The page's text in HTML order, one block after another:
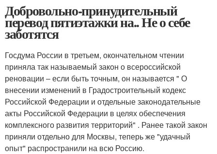
Добровольно-принудительный
перевод пятиэтажки на.. Не о себе
заботятся
Госдума России в третьем, окончательном чтении
приняла так называемый закон о всероссийской
реновации – если быть точным, он называется " О
внесении изменений в Градостроительный кодекс
Российской Федерации и отдельные законодательные
акты Российской Федерации в целях обеспечения
комплексного развития территорий" . Ранее такой закон
приняли отдельно для Москвы, теперь же "удачный
опыт" распространили на всю Россию.